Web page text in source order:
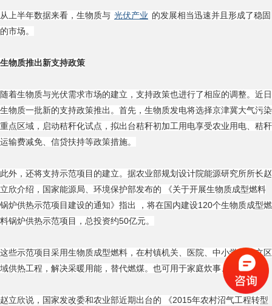
从上半年数据来看，生物质与 光伏产业 的发展相当迅速并且形成了稳固
的市场。
生物质推出新支持政策
随着生物质与光伏需求市场的建立，支持政策也进行了相应的调整。近日
生物质一批新的支持政策推出。首先，生物质发电将选择京津冀大气污染
重点区域，启动秸秆化试点，拟出台秸秆初加工用电享受农业用电、秸秆
运输费减免、信贷扶持等政策措施。
此外，还将支持示范项目的建立。据农业部规划设计院能源研究所所长赵
立欣介绍，国家能源局、环境保护部发布的 《关于开展生物质成型燃料
锅炉供热示范项目建设的通知》指出 ，将在国内建设120个生物质成型燃
料锅炉供热示范项目，总投资约50亿元。
这些示范项目采用生物质成型燃料，在村镇机关、医院、中小学等建立区
域供热工程，解决采暖用能，替代燃煤。也可用于家庭炊事、取暖。
赵立欣说，国家发改委和农业部近期出台的 《2015年农村沼气工程转型